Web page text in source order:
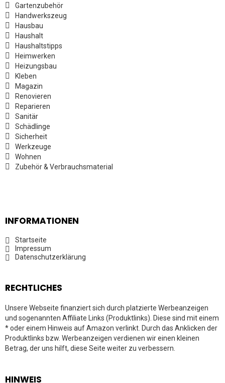
Gartenzubehör
Handwerkszeug
Hausbau
Haushalt
Haushaltstipps
Heimwerken
Heizungsbau
Kleben
Magazin
Renovieren
Reparieren
Sanitär
Schädlinge
Sicherheit
Werkzeuge
Wohnen
Zubehör & Verbrauchsmaterial
INFORMATIONEN
Startseite
Impressum
Datenschutzerklärung
RECHTLICHES
Unsere Webseite finanziert sich durch platzierte Werbeanzeigen
und sogenannten Affiliate Links (Produktlinks). Diese sind mit einem
* oder einem Hinweis auf Amazon verlinkt. Durch das Anklicken der
Produktlinks bzw. Werbeanzeigen verdienen wir einen kleinen
Betrag, der uns hilft, diese Seite weiter zu verbessern.
HINWEIS